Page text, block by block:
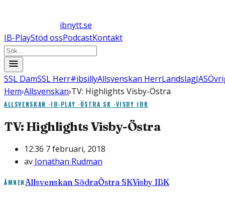
ibnytt.se
IB-PlayStöd ossPodcastKontakt
SSL DamSSL Herr#ibsillyAllsvenskan HerrLandslagJAS
Hem›Allsvenskan›TV: Highlights Visby-Östra
ALLSVENSKAN ·IB-PLAY ·ÖSTRA SK ·VISBY IBK
TV: Highlights Visby-Östra
12:36 7 februari, 2018
av Jonathan Rudman
ÄMNEN Allsvenskan SödraÖstra SKVisby IBK